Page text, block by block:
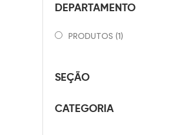
DEPARTAMENTO
PRODUTOS (1)
SEÇÃO
CATEGORIA